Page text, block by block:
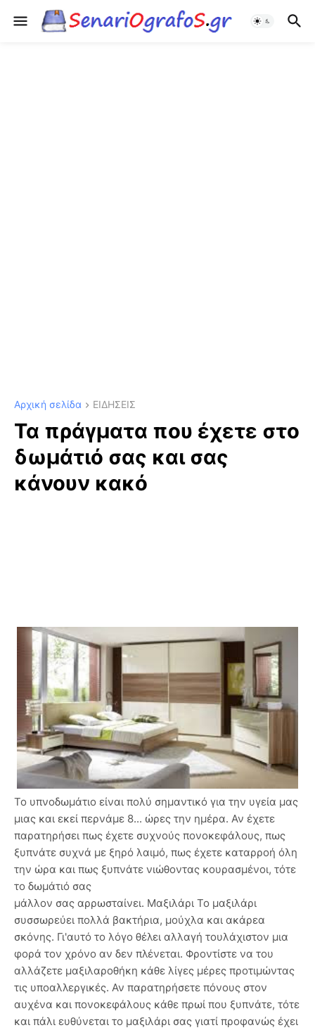
Αρχική σελίδα ΕΙΔΗΣΕΙΣ
Τα πράγματα που έχετε στο
δωμάτιό σας και σας
κάνουν κακό
Το υπνοδωμάτιο είναι πολύ σημαντικό για την υγεία μας
μιας και εκεί περνάμε 8... ώρες την ημέρα. Αν έχετε
παρατηρήσει πως έχετε συχνούς πονοκεφάλους, πως
ξυπνάτε συχνά με ξηρό λαιμό, πως έχετε καταρροή όλη
την ώρα και πως ξυπνάτε νιώθοντας κουρασμένοι, τότε
το δωμάτιό σας
μάλλον σας αρρωσταίνει. Μαξιλάρι Το μαξιλάρι
συσσωρεύει πολλά βακτήρια, μούχλα και ακάρεα
σκόνης. Γι'αυτό το λόγο θέλει αλλαγή τουλάχιστον μια
φορά τον χρόνο αν δεν πλένεται. Φροντίστε να του
αλλάζετε μαξιλαροθήκη κάθε λίγες μέρες προτιμώντας
τις υποαλλεργικές. Αν παρατηρήσετε πόνους στον
αυχένα και πονοκεφάλους κάθε πρωί που ξυπνάτε, τότε
και πάλι ευθύνεται το μαξιλάρι σας γιατί προφανώς έχει